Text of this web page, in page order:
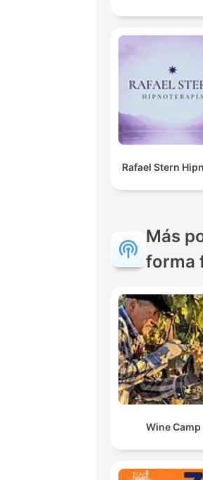
Rafael Stern
Más
forma
Wine Camp